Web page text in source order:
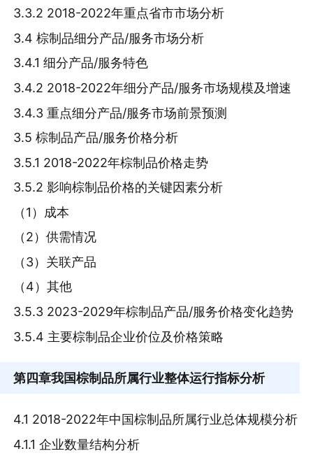
3.3.2 2018-2022年重点省市市场分析
3.4 棕制品细分产品/服务市场分析
3.4.1 细分产品/服务特色
3.4.2 2018-2022年细分产品/服务市场规模及增速
3.4.3 重点细分产品/服务市场前景预测
3.5 棕制品产品/服务价格分析
3.5.1 2018-2022年棕制品价格走势
3.5.2 影响棕制品价格的关键因素分析
（1）成本
（2）供需情况
（3）关联产品
（4）其他
3.5.3 2023-2029年棕制品产品/服务价格变化趋势
3.5.4 主要棕制品企业价位及价格策略
第四章我国棕制品所属行业整体运行指标分析
4.1 2018-2022年中国棕制品所属行业总体规模分析
4.1.1 企业数量结构分析